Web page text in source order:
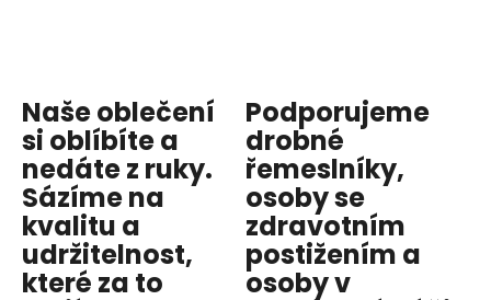
Naše oblečení
si oblíbíte a
nedáte z ruky.
Sázíme na
kvalitu a
udržitelnost,
které za to
Podporujeme
drobné
řemeslníky,
osoby se
zdravotním
postižením a
osoby v